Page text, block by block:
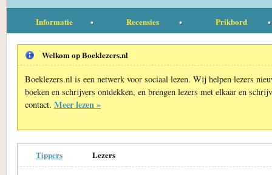
Informatie Recensies Prikbord
Welkom op Boeklezers.nl
Boeklezers.nl is een netwerk voor sociaal lezen. Wij helpen lezers
boeken en schrijvers ontdekken, en brengen lezers met elkaar en
contact. Meer lezen »
Tippers Lezers